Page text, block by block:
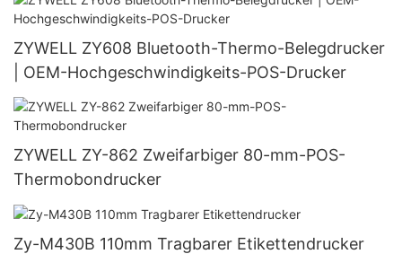
ZYWELL ZY608 Bluetooth-Thermo-Belegdrucker
| OEM-Hochgeschwindigkeits-POS-Drucker
ZYWELL ZY-862 Zweifarbiger 80-mm-POS-
Thermobondrucker
Zy-M430B 110mm Tragbarer Etikettendrucker